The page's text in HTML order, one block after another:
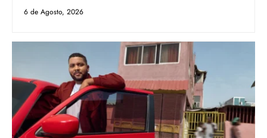
6 de Agosto, 2026